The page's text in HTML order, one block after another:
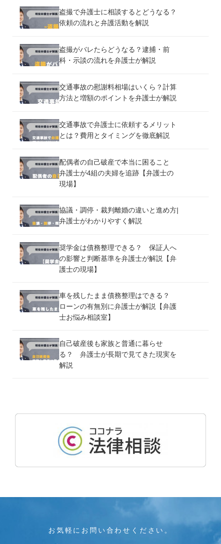
盗撮で弁護士に相談するとどうなる？
依頼の流れと弁護活動を解説
盗撮がバレたらどうなる？逮捕・前
科・示談の流れを弁護士が解説
交通事故の慰謝料相場はいくら？計算
方法と増額のポイントを弁護士が解説
交通事故で弁護士に依頼するメリット
とは？費用とタイミングを徹底解説
配偶者の自己破産で本当に困ること
弁護士が4組の夫婦を追跡【弁護士の
現場】
協議・調停・裁判離婚の違いと進め方|
弁護士がわかりやすく解説
奨学金は債務整理できる？ 保証人へ
の影響と判断基準を弁護士が解説【弁
護士の現場】
車を残したまま債務整理はできる？
ローンの有無別に弁護士が解説【弁護
士お悩み相談室】
自己破産後も家族と普通に暮らせ
る？ 弁護士が長期で見てきた現実を
解説
お気軽にお問い合わせください。